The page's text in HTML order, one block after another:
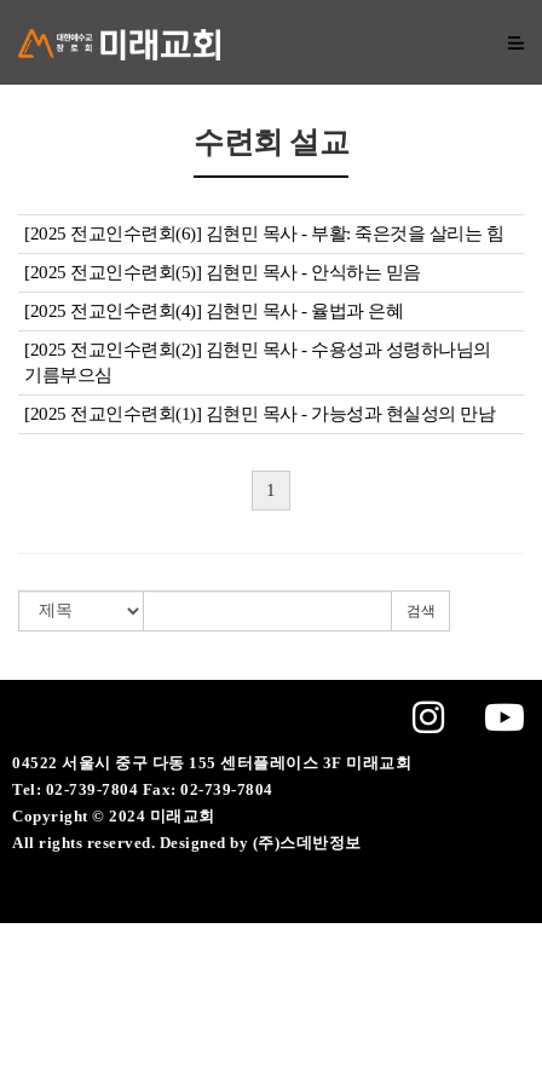
수련회 설교
[2025 전교인수련회(6)] 김현민 목사 - 부활: 죽은것을 살리는 힘
[2025 전교인수련회(5)] 김현민 목사 - 안식하는 믿음
[2025 전교인수련회(4)] 김현민 목사 - 율법과 은혜
[2025 전교인수련회(2)] 김현민 목사 - 수용성과 성령하나님의
기름부으심
[2025 전교인수련회(1)] 김현민 목사 - 가능성과 현실성의 만남
1
검색
04522 서울시 중구 다동 155 센터플레이스 3F 미래교회
Tel: 02-739-7804 Fax: 02-739-7804
Copyright © 2024 미래교회
All rights reserved. Designed by (주)스데반정보